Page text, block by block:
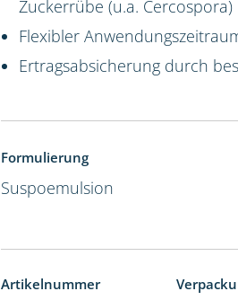
Zuckerrübe (u.a. Cercospora)
Flexibler
Ertragsabsicherung durch
Formulierung
Suspoemulsion
Artikelnummer